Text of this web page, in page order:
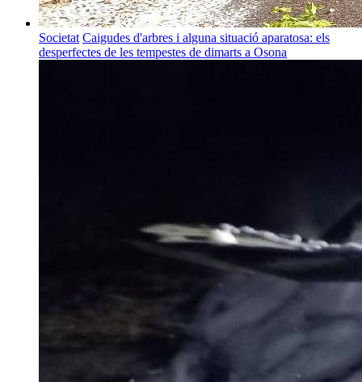
Societat Caigudes d'arbres i alguna situació aparatosa: els
desperfectes de les tempestes de dimarts a Osona